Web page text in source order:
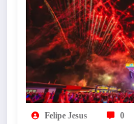
Felipe Jesus 0